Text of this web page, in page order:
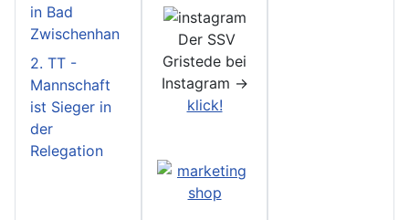
in Bad
Zwischenhan
2. TT -
Mannschaft
ist Sieger in
der
Relegation
Der SSV
Gristede bei
Instagram ->
klick!